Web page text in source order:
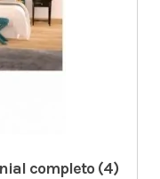
completo (4)